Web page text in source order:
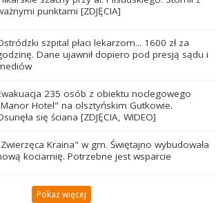
punktami [ZDJĘCIA]
szpital płaci lekarzom... 1600 zł za
Dane ujawnił dopiero pod presją sądu i
235 osób z obiektu noclegowego
Hotel" na olsztyńskim Gutkowie.
się ściana [ZDJĘCIA, WIDEO]
Kraina" w gm. Świętajno wybudowała
kociarnię. Potrzebne jest wsparcie
Pokaż więcej